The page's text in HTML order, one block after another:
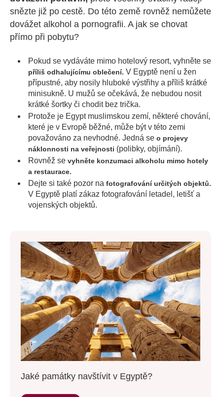
snězte již po cestě. Do této země rovněž nemůžete
dovážet alkohol a pornografii. A jak se chovat
přímo při pobytu?
Pokud se vydáváte mimo hotelový resort, vyhněte se
příliš odhalujícímu oblečení. V Egyptě není u žen
přípustné, aby nosily hluboké výstřihy a příliš krátké
minisukně. U mužů se očekává, že nebudou nosit
krátké šortky či chodit bez trička.
Protože je Egypt muslimskou zemí, některé chování,
které je v Evropě běžné, může být v této zemi
považováno za nevhodné. Jedná se o projevy
náklonnosti na veřejnosti (polibky, objímání).
Rovněž se vyhněte konzumaci alkoholu mimo hotely
a restaurace.
Dejte si také pozor na fotografování určitých objektů.
V Egyptě platí zákaz fotografování letadel, letišť a
vojenských objektů.
Jaké památky navštívit v Egyptě?